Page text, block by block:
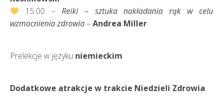
15:00 – Reiki – sztuka nakładania rąk w celu
wzmocnienia zdrowia–Andrea Miller
Prelekcje w języku niemieckim.
Dodatkowe atrakcje w trakcie Niedzieli Zdrowia: